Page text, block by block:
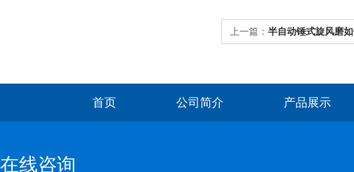
上一篇： 半自动锤式旋风磨
首页 公司简介 产品展示
在线咨询